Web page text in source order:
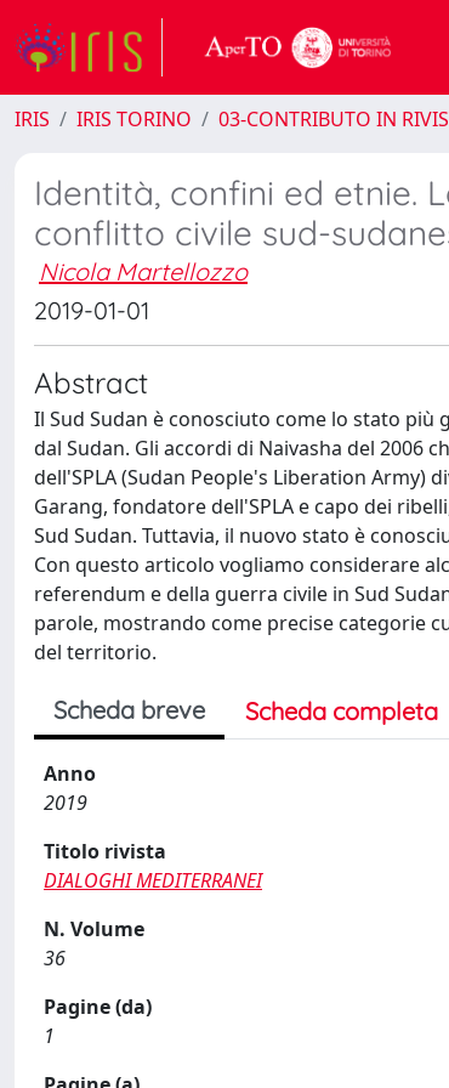
IRIS IRIS TORINO 03-CONTRIBUTO IN
Identità, confini ed etnie.
conflitto civile sud-
Nicola Martellozzo
2019-01-01
Abstract
Il Sud Sudan è conosciuto come lo stato
dal Sudan. Gli accordi di Naivasha del 2006
dell'SPLA (Sudan People's Liberation Army)
Garang, fondatore dell'SPLA e capo dei
Sud Sudan. Tuttavia, il nuovo stato è
Con questo articolo vogliamo considerare
referendum e della guerra civile in Sud
parole, mostrando come precise categorie
del territorio.
Scheda breve Scheda completa
Anno
2019
Titolo rivista
DIALOGHI MEDITERRANEI
N. Volume
36
Pagine (da)
1